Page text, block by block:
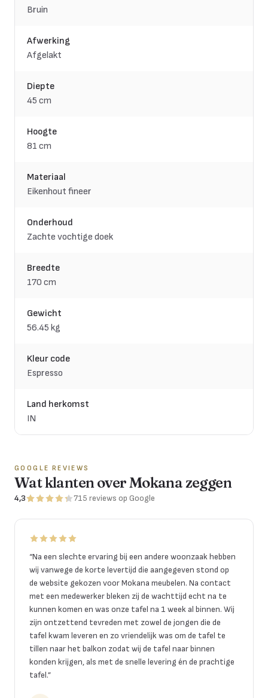
Bruin
Afwerking
Afgelakt
Diepte
45 cm
Hoogte
81 cm
Materiaal
Eikenhout fineer
Onderhoud
Zachte vochtige doek
Breedte
170 cm
Gewicht
56.45 kg
Kleur code
Espresso
Land herkomst
IN
GOOGLE REVIEWS
Wat klanten over Mokana zeggen
4,3 715 reviews op Google
“Na een slechte ervaring bij een andere woonzaak hebben
wij vanwege de korte levertijd die aangegeven stond op
de website gekozen voor Mokana meubelen. Na contact
met een medewerker bleken zij de wachttijd echt na te
kunnen komen en was onze tafel na 1 week al binnen. Wij
zijn ontzettend tevreden met zowel de jongen die de
tafel kwam leveren en zo vriendelijk was om de tafel te
tillen naar het balkon zodat wij de tafel naar binnen
konden krijgen, als met de snelle levering én de prachtige
tafel.”